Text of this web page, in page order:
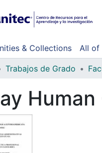
& Collections All of
Trabajos de Grado
Human